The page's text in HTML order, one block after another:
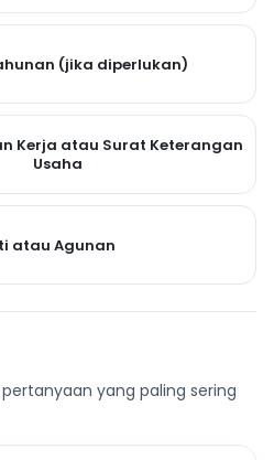
(jika diperlukan)
Kerja atau Surat Keterangan
Usaha
atau Agunan
yang paling sering